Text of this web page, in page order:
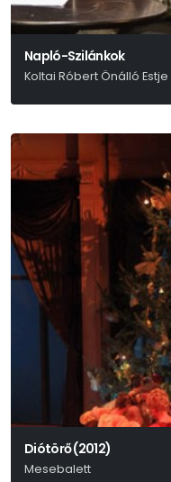
Napló-Szilánkok
Koltai Róbert Önálló Estje
Diótörő (2012)
Mesebalett